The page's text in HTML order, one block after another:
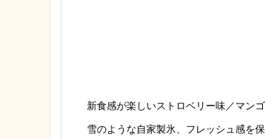
新食感が楽しいストロベリー味／マン
雪のような自家製氷、フレッシュ感を